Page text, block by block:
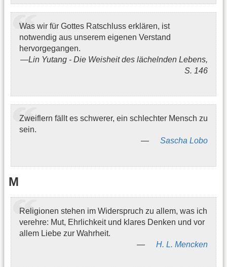
Was wir für Gottes Ratschluss erklären, ist
notwendig aus unserem eigenen Verstand
hervorgegangen.
Lin Yutang - Die Weisheit des lächelnden Lebens,
S. 146
Zweiflern fällt es schwerer, ein schlechter Mensch zu
sein.
Sascha Lobo
M
Religionen stehen im Widerspruch zu allem, was ich
verehre: Mut, Ehrlichkeit und klares Denken und vor
allem Liebe zur Wahrheit.
H. L. Mencken